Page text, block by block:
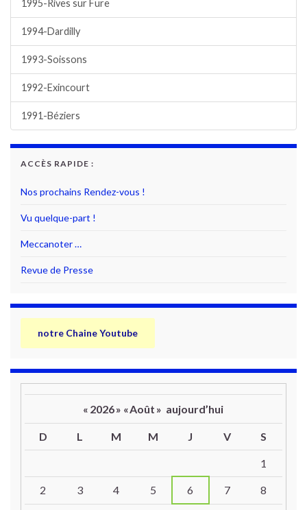
1995-Rives sur Fure
1994-Dardilly
1993-Soissons
1992-Exincourt
1991-Béziers
ACCÈS RAPIDE :
Nos prochains Rendez-vous !
Vu quelque-part !
Meccanoter …
Revue de Presse
notre Chaine Youtube
« 2026» «Août » aujourd’hui
D L M M J V S
1
2 3 4 5 6 7 8